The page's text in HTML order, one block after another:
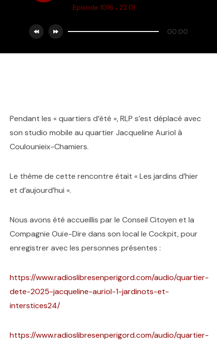
Episode 1016 . 22:01
00:00
Pendant les « quartiers d’été », RLP s’est déplacé avec
son studio mobile au quartier Jacqueline Auriol à
Coulounieix-Chamiers.
Le thème de cette rencontre était « Les jardins d’hier
et d’aujourd’hui ».
Nous avons été accueillis par le Conseil Citoyen et la
Compagnie Ouïe-Dire dans son local le Cockpit, pour
enregistrer avec les personnes présentes :
https://www.radioslibresenperigord.com/audio/quartier-
dete-2025-jacqueline-auriol-1-jardinots-et-
interstices24/
https://www.radioslibresenperigord.com/audio/quartier-